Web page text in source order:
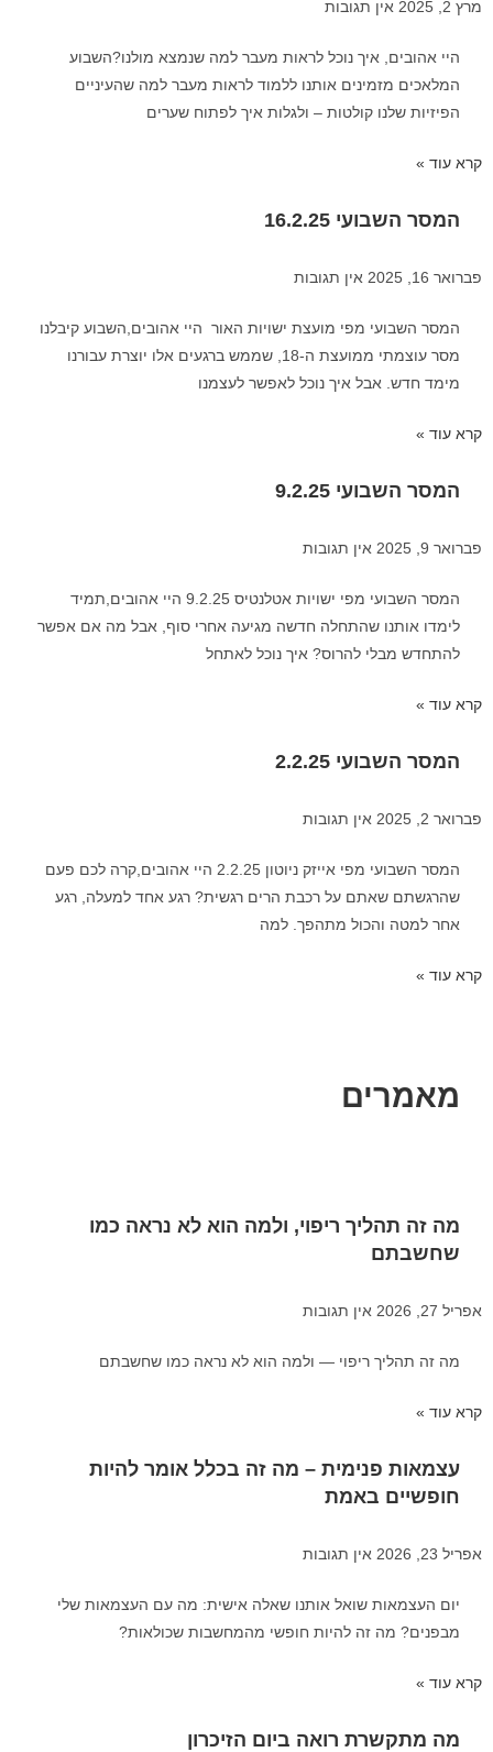
מרץ 2, 2025 אין תגובות
היי אהובים, איך נוכל לראות מעבר למה שנמצא מולנו?השבוע
המלאכים מזמינים אותנו ללמוד לראות מעבר למה שהעיניים
הפיזיות שלנו קולטות – ולגלות איך לפתוח שערים
קרא עוד »
המסר השבועי 16.2.25
פברואר 16, 2025 אין תגובות
המסר השבועי מפי מועצת ישויות האור היי אהובים,השבוע קיבלנו
מסר עוצמתי ממועצת ה-18, שממש ברגעים אלו יוצרת עבורנו
מימד חדש. אבל איך נוכל לאפשר לעצמנו
קרא עוד »
המסר השבועי 9.2.25
פברואר 9, 2025 אין תגובות
המסר השבועי מפי ישויות אטלנטיס 9.2.25 היי אהובים,תמיד
לימדו אותנו שהתחלה חדשה מגיעה אחרי סוף, אבל מה אם אפשר
להתחדש מבלי להרוס? איך נוכל לאתחל
קרא עוד »
המסר השבועי 2.2.25
פברואר 2, 2025 אין תגובות
המסר השבועי מפי אייזק ניוטון 2.2.25 היי אהובים,קרה לכם פעם
שהרגשתם שאתם על רכבת הרים רגשית? רגע אחד למעלה, רגע
אחר למטה והכול מתהפך. למה
קרא עוד »
מאמרים
מה זה תהליך ריפוי, ולמה הוא לא נראה כמו
שחשבתם
אפריל 27, 2026 אין תגובות
מה זה תהליך ריפוי — ולמה הוא לא נראה כמו שחשבתם
קרא עוד »
עצמאות פנימית – מה זה בכלל אומר להיות
חופשיים באמת
אפריל 23, 2026 אין תגובות
יום העצמאות שואל אותנו שאלה אישית: מה עם העצמאות שלי
מבפנים? מה זה להיות חופשי מהמחשבות שכולאות?
קרא עוד »
מה מתקשרת רואה ביום הזיכרון